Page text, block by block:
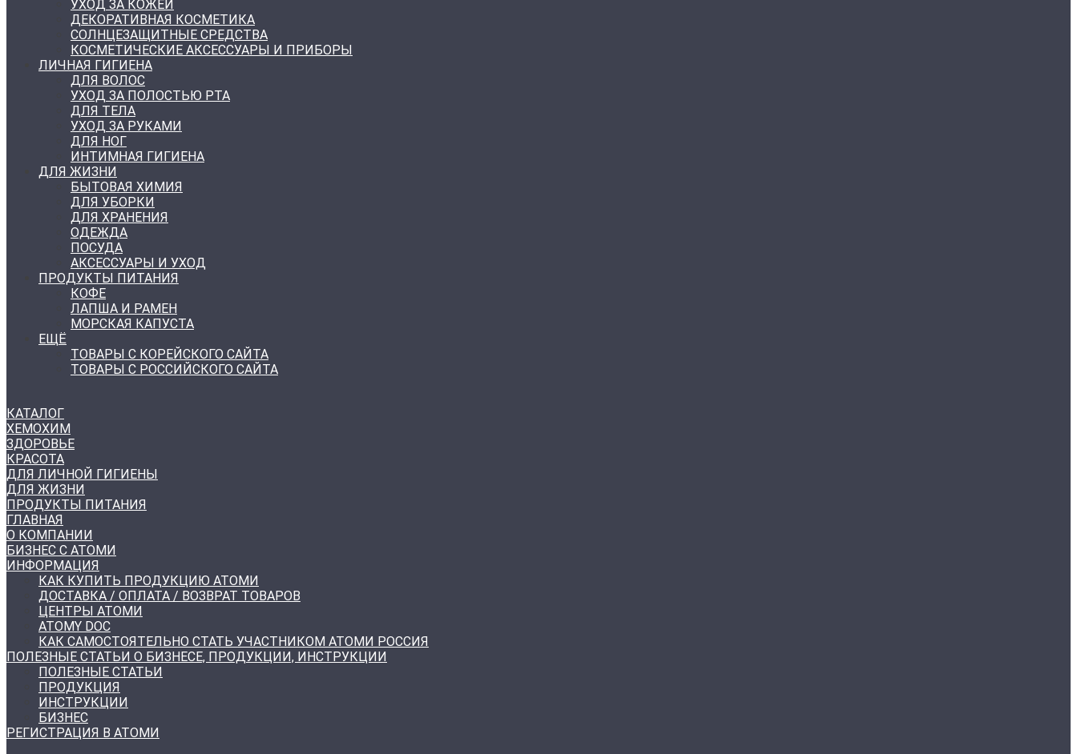
УХОД ЗА КОЖЕЙ
ДЕКОРАТИВНАЯ КОСМЕТИКА
СОЛНЦЕЗАЩИТНЫЕ СРЕДСТВА
КОСМЕТИЧЕСКИЕ АКСЕССУАРЫ И ПРИБОРЫ
ЛИЧНАЯ ГИГИЕНА
ДЛЯ ВОЛОС
УХОД ЗА ПОЛОСТЬЮ РТА
ДЛЯ ТЕЛА
УХОД ЗА РУКАМИ
ДЛЯ НОГ
ИНТИМНАЯ ГИГИЕНА
ДЛЯ ЖИЗНИ
БЫТОВАЯ ХИМИЯ
ДЛЯ УБОРКИ
ДЛЯ ХРАНЕНИЯ
ОДЕЖДА
ПОСУДА
АКСЕССУАРЫ И УХОД
ПРОДУКТЫ ПИТАНИЯ
КОФЕ
ЛАПША И РАМЕН
МОРСКАЯ КАПУСТА
ЕЩЁ
ТОВАРЫ С КОРЕЙСКОГО САЙТА
ТОВАРЫ С РОССИЙСКОГО САЙТА
КАТАЛОГ
ХЕМОХИМ
ЗДОРОВЬЕ
КРАСОТА
ДЛЯ ЛИЧНОЙ ГИГИЕНЫ
ДЛЯ ЖИЗНИ
ПРОДУКТЫ ПИТАНИЯ
ГЛАВНАЯ
О КОМПАНИИ
БИЗНЕС С АТОМИ
ИНФОРМАЦИЯ
КАК КУПИТЬ ПРОДУКЦИЮ АТОМИ
ДОСТАВКА / ОПЛАТА / ВОЗВРАТ ТОВАРОВ
ЦЕНТРЫ АТОМИ
ATOMY DOC
КАК САМОСТОЯТЕЛЬНО СТАТЬ УЧАСТНИКОМ АТОМИ РОССИЯ
ПОЛЕЗНЫЕ СТАТЬИ О БИЗНЕСЕ, ПРОДУКЦИИ, ИНСТРУКЦИИ
ПОЛЕЗНЫЕ СТАТЬИ
ПРОДУКЦИЯ
ИНСТРУКЦИИ
БИЗНЕС
РЕГИСТРАЦИЯ В АТОМИ